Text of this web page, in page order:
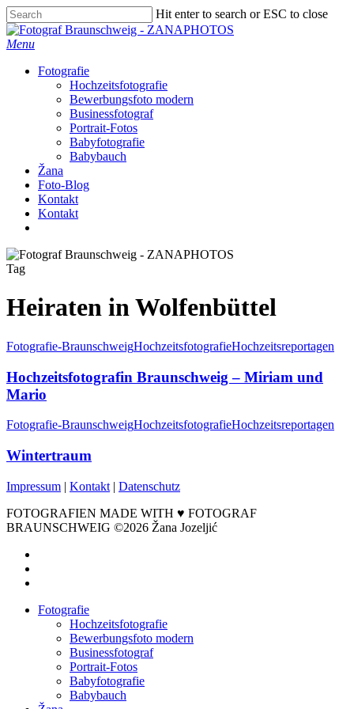
Skip
to
main
Hit enter to search or ESC to close
Close
Search
Menu
Fotografie
Hochzeitsfotografie
Bewerbungsfoto modern
Businessfotograf
Portrait-Fotos
Babyfotografie
Babybauch
Žana
Foto-Blog
Kontakt
Kontakt
Tag
Heiraten in Wolfenbüttel
Fotografie-BraunschweigHochzeitsfotografieHochzeitsreportagen
Hochzeitsfotografin Braunschweig – Miriam und
Mario
Fotografie-BraunschweigHochzeitsfotografieHochzeitsreportagen
Wintertraum
Impressum | Kontakt | Datenschutz
FOTOGRAFIEN MADE WITH ♥ FOTOGRAF
BRAUNSCHWEIG ©2026 Žana Jozeljić
Close
Fotografie
Hochzeitsfotografie
Bewerbungsfoto modern
Businessfotograf
Portrait-Fotos
Babyfotografie
Babybauch